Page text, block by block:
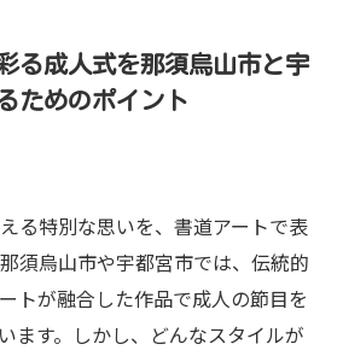
る成人式を那須烏山市と宇
ためのポイント
る特別な思いを、書道アートで表
須烏山市や宇都宮市では、伝統的
トが融合した作品で成人の節目を
ます。しかし、どんなスタイルが